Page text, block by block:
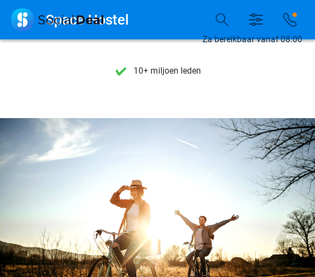
7 dagen per week beschikbaar
7 dagen per week beschikbaar
Za bereikbaar vanaf 08:00
 Space Hostel